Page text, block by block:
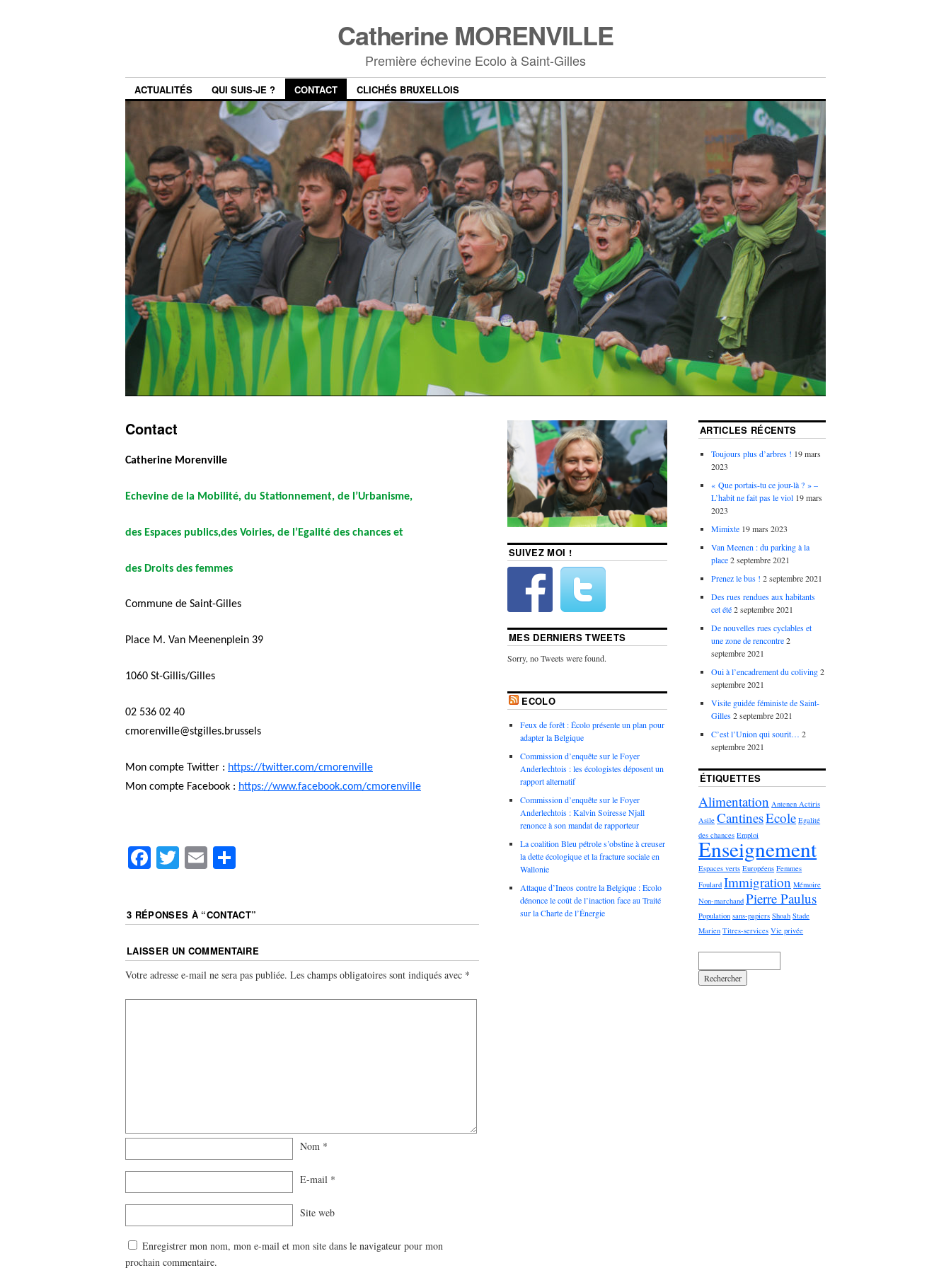
Catherine MORENVILLE
Première échevine Ecolo à Saint-Gilles
ACTUALITÉS QUI SUIS-JE ? CONTACT CLICHÉS BRUXELLOIS
Contact
Catherine Morenville
Echevine de la Mobilité, du Stationnement, de l’Urbanisme,
des Espaces publics,des Voiries, de l’Egalité des chances et
des Droits des femmes
Commune de Saint-Gilles
Place M. Van Meenenplein 39
1060 St-Gillis/Gilles
02 536 02 40
cmorenville@stgilles.brussels
Mon compte Twitter : https://twitter.com/cmorenville
Mon compte Facebook : https://www.facebook.com/cmorenville
Facebook
Twitter
Email
3 RÉPONSES À “CONTACT”
LAISSER UN COMMENTAIRE
Votre adresse e-mail ne sera pas publiée. Les champs obligatoires sont indiqués avec *
Nom *
E-mail *
Site web
Enregistrer mon nom, mon e-mail et mon site dans le navigateur pour mon
prochain commentaire.
SUIVEZ MOI !
MES DERNIERS TWEETS
Sorry, no Tweets were found.
ECOLO
​Feux de forêt : Écolo présente un plan pour
adapter la Belgique
Commission d’enquête sur le Foyer
Anderlechtois : les écologistes déposent un
rapport alternatif
Commission d’enquête sur le Foyer
Anderlechtois : Kalvin Soiresse Njall
renonce à son mandat de rapporteur
La coalition Bleu pétrole s’obstine à creuser
la dette écologique et la fracture sociale en
Wallonie
Attaque d’Ineos contre la Belgique : Ecolo
dénonce le coût de l’inaction face au Traité
sur la Charte de l’Énergie
ARTICLES RÉCENTS
Toujours plus d’arbres ! 19 mars
2023
« Que portais-tu ce jour-là ? » –
L’habit ne fait pas le viol 19 mars
2023
Mimixte 19 mars 2023
Van Meenen : du parking à la
place2 septembre 2021
Prenez le bus ! 2 septembre 2021
Des rues rendues aux habitants
cet été2 septembre 2021
De nouvelles rues cyclables et
une zone de rencontre2
septembre 2021
Oui à l’encadrement du coliving2
septembre 2021
Visite guidée féministe de Saint-
Gilles2 septembre 2021
C’est l’Union qui sourit… 2
septembre 2021
ÉTIQUETTES
Alimentation Antenen Actiris
Asile CantinesEcole Egalité
des chances Emploi
Enseignement
Espaces verts Européens Femmes
Foulard Immigration Mémoire
Non-marchand Pierre Paulus
Population sans-papiers Shoah Stade
Marien Titres-services Vie privée